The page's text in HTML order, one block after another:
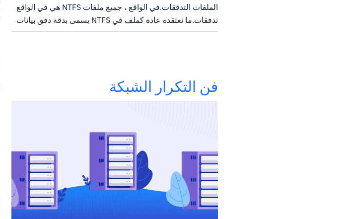
الملفات التدفقات.في الواقع ، جميع ملفات NTFS هي في الواقع
تدفقات.ما نعتقده عادة كملف في NTFS يسمى بدقة دفق بيانات
افتراضي.دفق البيانات الافتراضي لم يكشف عن اسمه.ما هو دفق
فن التكرار الشبكة